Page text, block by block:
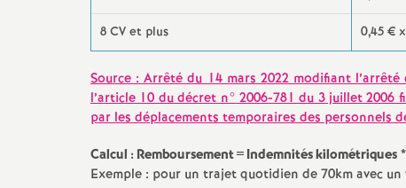
n
s
T
o
8 CV et plus 0,45 €
Source : Arrêté du 14 mars 2022 modifiant
l’article 10 du décret n° 2006-781 du 3 juillet
par les déplacements temporaires des personnels
Calcul : Remboursement = Indemnités kilométriques
Exemple : pour un trajet quotidien de 70km avec